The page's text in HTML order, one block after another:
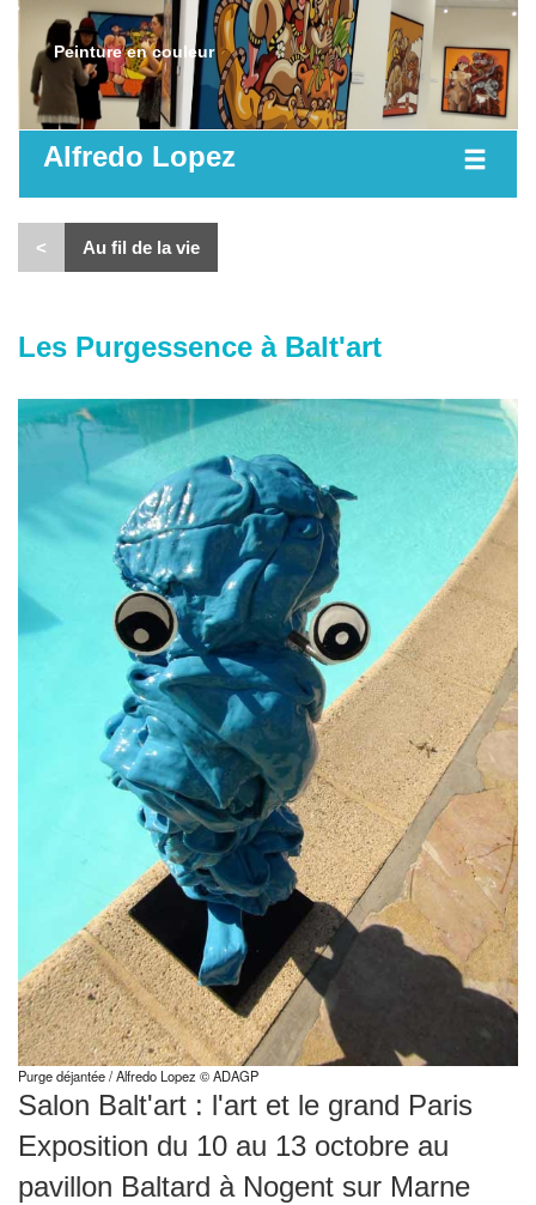
Peinture en couleur
Alfredo Lopez
< Au fil de la vie
Les Purgessence à Balt'art
Purge déjantée / Alfredo Lopez © ADAGP
Salon Balt'art : l'art et le grand Paris
Exposition du 10 au 13 octobre au
pavillon Baltard à Nogent sur Marne